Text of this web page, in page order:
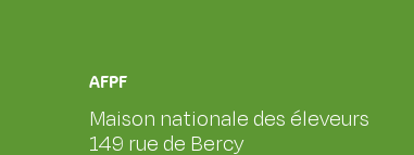
AFPF
Maison nationale des éleveurs
149 rue de Bercy